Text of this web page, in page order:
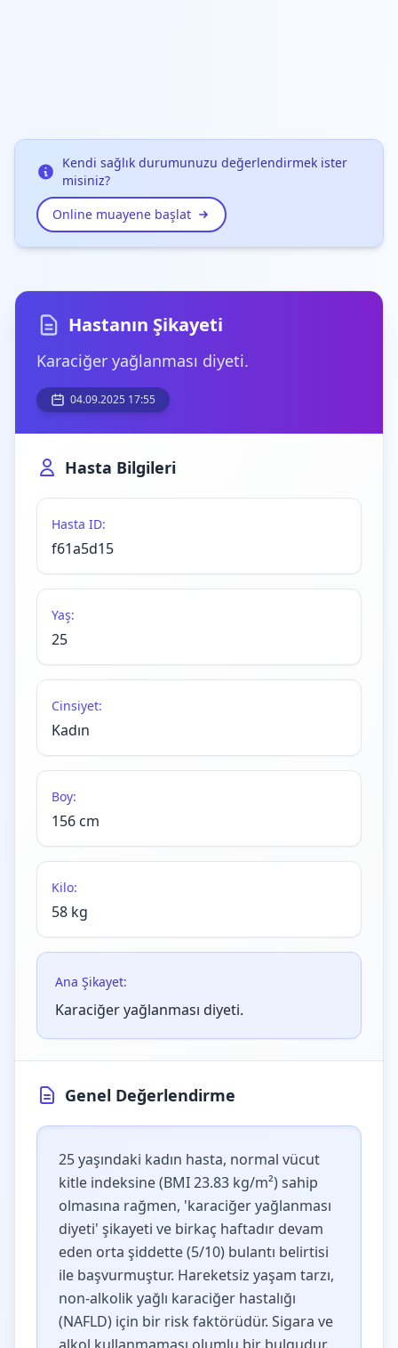
Kendi sağlık durumunuzu değerlendirmek ister
misiniz?
Online muayene başlat
Hastanın Şikayeti
Karaciğer yağlanması diyeti.
04.09.2025 17:55
Hasta Bilgileri
Hasta ID:
f61a5d15
Yaş:
25
Cinsiyet:
Kadın
Boy:
156 cm
Kilo:
58 kg
Ana Şikayet:
Karaciğer yağlanması diyeti.
Genel Değerlendirme
25 yaşındaki kadın hasta, normal vücut
kitle indeksine (BMI 23.83 kg/m²) sahip
olmasına rağmen, 'karaciğer yağlanması
diyeti' şikayeti ve birkaç haftadır devam
eden orta şiddette (5/10) bulantı belirtisi
ile başvurmuştur. Hareketsiz yaşam tarzı,
non-alkolik yağlı karaciğer hastalığı
(NAFLD) için bir risk faktörüdür. Sigara ve